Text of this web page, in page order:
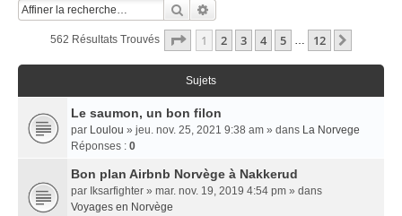
Rechercher
562 Résultats Trouvés Page 1Sur
1 2 3 4 5 … 12
Sujets
Le saumon, un bon filon
par Loulou » jeu. nov. 25, 2021 9:38 am » dans La Norvege
Réponses : 0
Bon plan Airbnb Norvège à Nakkerud
par Iksarfighter » mar. nov. 19, 2019 4:54 pm » dans
Voyages en Norvège